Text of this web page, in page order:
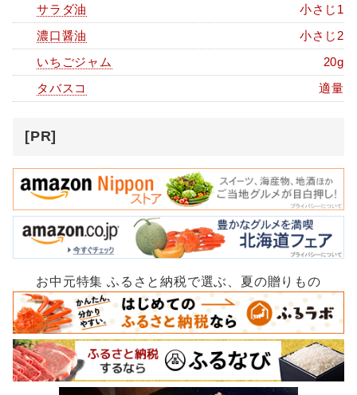
サラダ油
小さじ1
濃口醤油
小さじ2
いちごジャム
20g
タバスコ
適量
[PR]
お中元特集 ふるさと納税で選ぶ、夏の贈りもの